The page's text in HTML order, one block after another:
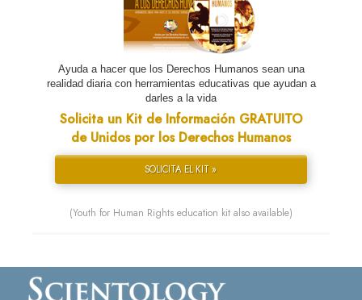
Ayuda a hacer que los Derechos Humanos sean una
realidad diaria con herramientas educativas que ayudan a
darles a la vida
Solicita un Kit de Información GRATUITO
de Unidos por los Derechos Humanos
SOLICITA EL KIT »
(Youth for Human Rights education kit also available)